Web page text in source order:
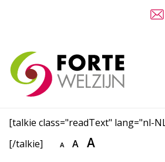
[talkie class="readText" lang="nl-
[/talkie]
A A A